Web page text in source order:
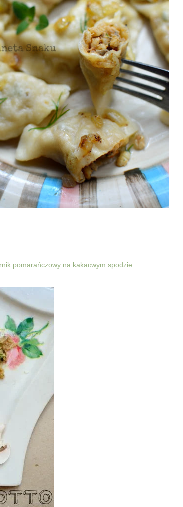
pomarańczowy na kakaowym spodzie